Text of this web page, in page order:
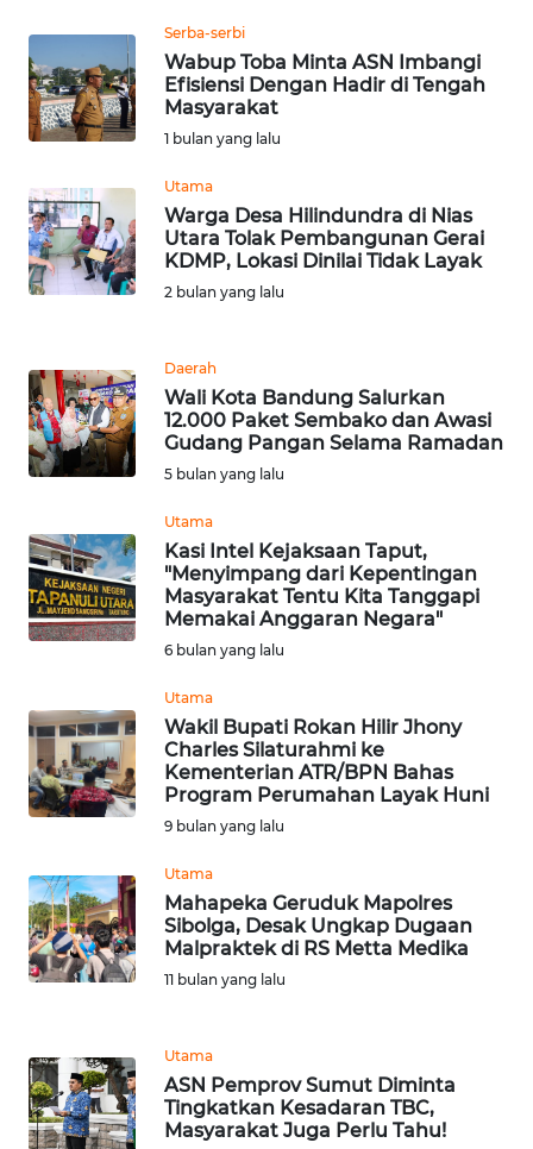
Serba-serbi
Wabup Toba Minta ASN Imbangi
Efisiensi Dengan Hadir di Tengah
Masyarakat
1 bulan yang lalu
Utama
Warga Desa Hilindundra di Nias
Utara Tolak Pembangunan Gerai
KDMP, Lokasi Dinilai Tidak Layak
2 bulan yang lalu
Daerah
Wali Kota Bandung Salurkan
12.000 Paket Sembako dan Awasi
Gudang Pangan Selama Ramadan
5 bulan yang lalu
Utama
Kasi Intel Kejaksaan Taput,
"Menyimpang dari Kepentingan
Masyarakat Tentu Kita Tanggapi
Memakai Anggaran Negara"
6 bulan yang lalu
Utama
Wakil Bupati Rokan Hilir Jhony
Charles Silaturahmi ke
Kementerian ATR/BPN Bahas
Program Perumahan Layak Huni
9 bulan yang lalu
Utama
Mahapeka Geruduk Mapolres
Sibolga, Desak Ungkap Dugaan
Malpraktek di RS Metta Medika
11 bulan yang lalu
Utama
ASN Pemprov Sumut Diminta
Tingkatkan Kesadaran TBC,
Masyarakat Juga Perlu Tahu!
JAKARTA
WN
WN
BANTEN
WN
KEPRI
WN
PAPUA
BARAT
RIAU
WN
SERAMBI
WN
JAMBI
WN
SULTRA
NTB
WN